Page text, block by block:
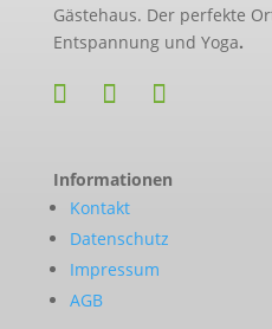
Gästehaus. Der perfekte
Entspannung und Yoga.
Informationen
Kontakt
Datenschutz
Impressum
AGB